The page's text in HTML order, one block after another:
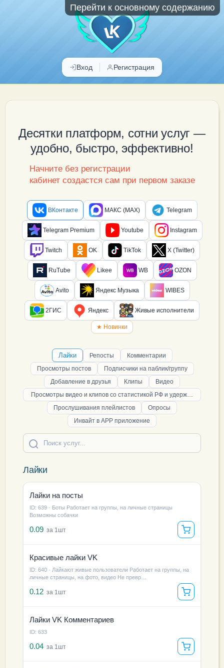
Перейти к основному содержанию
Вход Регистрация
Десятки платформ, сотни услуг —
удобно, быстро, эффективно!
Начните без регистрации
кабинет создастся сам при первом заказе
ВКонтакте МАКС (MAX) Telegram
Telegram Premium Youtube Instagram
Twitch OK TikTok X (Twitter)
RuTube Likee WB OZON
Avito Яндекс Музыка WIBES
2ГИС Яндекс Живые исполнители
★ Новинки
Лайки Репосты
Комментарии
Просмотры постов
Подписчики на паблик/группу
Добавление в друзья
Клипы
Видео
Просмотры видео и клипов со статистикой РФ и удержанием
Прослушивания плейлистов
Опросы
Инвайт в APP приложение
Лайки
Лайки на посты
ID: 639 · Боты Работает на группы, на личные страницы
Возможны собачки
0.09 за 1шт
Красивые лайки VK
ID: 640 · Лайкают живые пользователи Работает на группы, на
личные страницы, на фото, видео Не превр…
0.12 за 1шт
Лайки VK Комментариев
ID: 633
0.04 за 1шт